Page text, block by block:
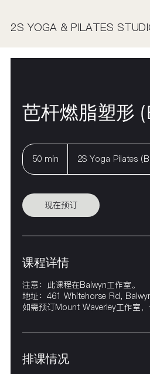
2S YOGA & PILATES
芭杆燃脂塑形
50 min
i
n
2S Yoga Pilates
现在预订
课程详情
注意：此课程在Balwyn工作室。
地址：461 Whitehorse Rd,
如需预订Mount Waverley工作室，
排课情况